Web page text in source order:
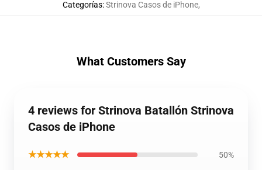
Categorías:Strinova Casos de iPhone,
What Customers Say
4 reviews for Strinova Batallón Strinova
Casos de iPhone
★★★★★ 50%